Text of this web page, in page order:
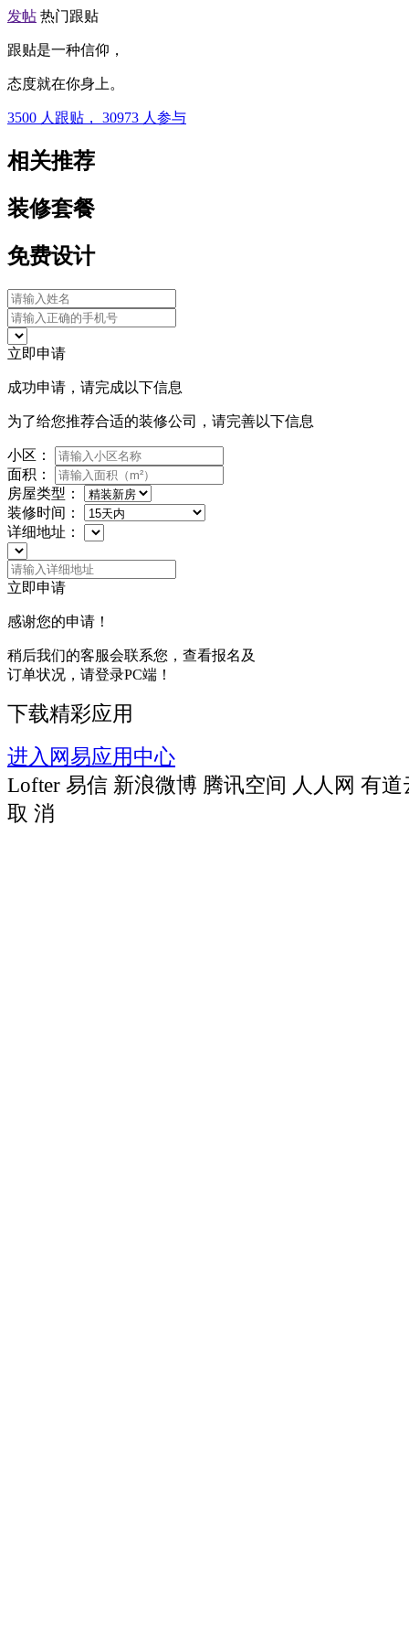
发帖 热门跟贴
跟贴是一种信仰，
态度就在你身上。
3500 人跟贴， 30973 人参与
相关推荐
装修套餐
免费设计
立即申请
成功申请，请完成以下信息
为了给您推荐合适的装修公司，请完善以下信息
小区：
面积：
房屋类型：
装修时间：
详细地址：
立即申请
感谢您的申请！
稍后我们的客服会联系您，查看报名及
订单状况，请登录PC端！
下载精彩应用
进入网易应用中心
Lofter 易信 新浪微博 腾讯空间 人人网 有道
取 消